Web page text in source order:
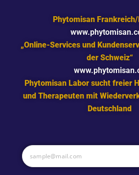
Phytomisan
„Online-Services und
der Schweiz“
Phytomisan Labor sucht freier
und Therapeuten mit
Deutschland